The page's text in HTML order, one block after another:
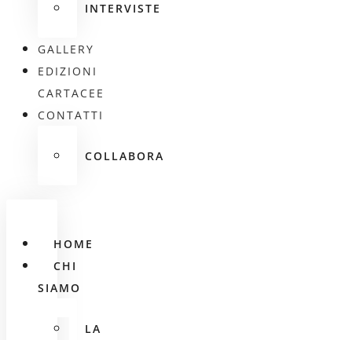
INTERVISTE
GALLERY
EDIZIONI
CARTACEE
CONTATTI
COLLABORA
HOME
CHI
SIAMO
LA